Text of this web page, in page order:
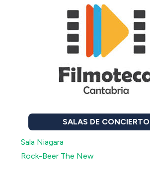
SALAS DE CONCIERTO
Sala Niagara
Rock-Beer The New